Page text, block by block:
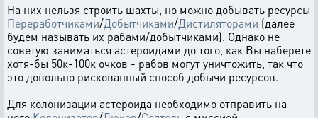
На них нельзя строить шахты, но можно добывать ресурсы
Переработчиками/Добытчиками/Дистиляторами (далее
будем называть их рабами/добытчиками). Однако не
советую заниматься астероидами до того, как Вы наберете
хотя-бы 50к-100к очков - рабов могут уничтожить, так что
это довольно рискованный способ добычи ресурсов.
Для колонизации астероида необходимо отправить на